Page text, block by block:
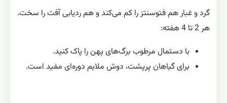
گرد و غبار هم فتوسنتز را کم می‌کند و هم ردیابی آفت را سخت.
هر 2 تا 4 هفته:
با دستمال مرطوب برگ‌های پهن را پاک کنید.
برای گیاهان پرپشت، دوش ملایم دوره‌ای مفید است.